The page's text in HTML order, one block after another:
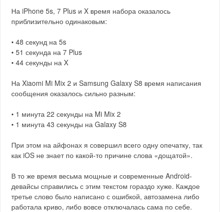
На iPhone 5s, 7 Plus и X время набора оказалось
приблизительно одинаковым:
• 48 секунд на 5s
• 51 секунда на 7 Plus
• 44 секунды на X
На Xiaomi Mi Mix 2 и Samsung Galaxy S8 время написания
сообщения оказалось сильно разным:
• 1 минута 22 секунды на Mi Mix 2
• 1 минута 43 секунды на Galaxy S8
При этом на айфонах я совершил всего одну опечатку, так
как iOS не знает по какой-то причине слова «дощатой».
В то же время весьма мощные и современные Android-
девайсы справились с этим текстом гораздо хуже. Каждое
третье слово было написано с ошибкой, автозамена либо
работала криво, либо вовсе отключалась сама по себе.